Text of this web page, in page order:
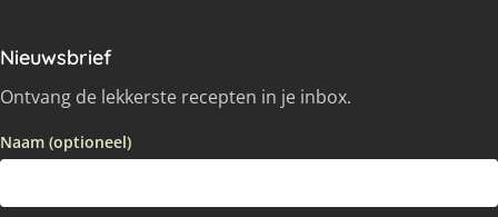
Nieuwsbrief
Ontvang de lekkerste recepten in je inbox.
Naam (optioneel)